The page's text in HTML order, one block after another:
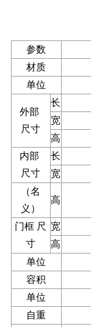
参数
材质
单位
外部
尺寸
长
宽
高
内部
尺寸
长
宽
（名
义）
高
门框 尺
寸
宽
高
单位
容积
单位
自重